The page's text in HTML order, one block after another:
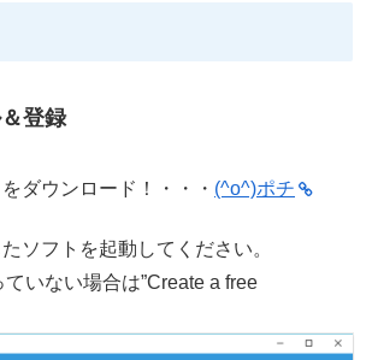
登録
ダウンロード！・・・ (^o^)ポチ
ソフトを起動してください。
いない場合は”Create a free